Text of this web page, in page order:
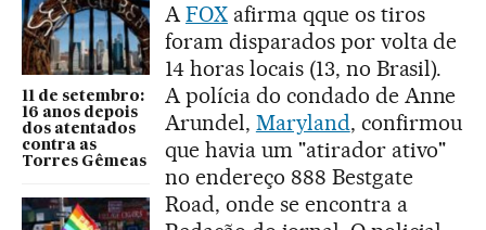
11 de setembro:
16 anos depois
dos atentados
contra as
Torres Gêmeas
AFOXafirma qque os tiros
foram disparados por volta de
14 horas locais (13, no Brasil).
A polícia do condado de Anne
Arundel, Maryland, confirmou
que havia um "atirador ativo"
no endereço 888 Bestgate
Road, onde se encontra a